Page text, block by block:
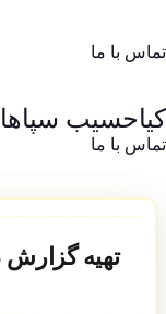
تماس با ما
کیاحسیب
تماس با ما
تهیه گزارش